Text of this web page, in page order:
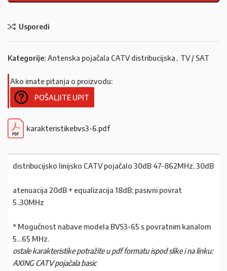
Usporedi
Kategorije: Antenska pojačala CATV distribucijska , TV / SAT
Ako imate pitanja o proizvodu:
POŠALJITE UPIT
karakteristikebvs3-6.pdf
distribucijsko linijsko CATV pojačalo 30dB 47-862MHz, 30dB
atenuacija 20dB + equalizacija 18dB; pasivni povrat
5..30MHz
* Mogućnost nabave modela BVS3-65 s povratnim kanalom
5…65 MHz.
ostale karakteristike potražite u pdf formatu ispod slike i na linku:
AXING CATV pojačala basic